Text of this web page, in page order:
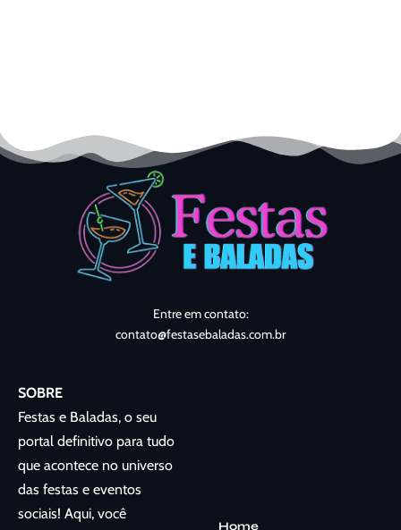
Entre em contato:
contato@festasebaladas.com.br
SOBRE
Festas e Baladas, o seu
portal definitivo para tudo
que acontece no universo
das festas e eventos
sociais! Aqui, você
Home